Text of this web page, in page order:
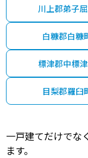
川上郡弟子
白糠郡白糠
標津郡中標
目梨郡羅臼
一戸建てだけでな
ます。